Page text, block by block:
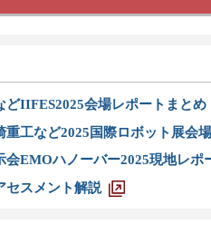
どIIFES2025会場レポートまとめ
重工など2025国際ロボット展会
会EMOハノーバー2025現地レポ
セスメント解説